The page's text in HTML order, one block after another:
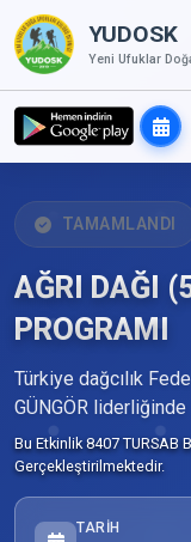
YUDOSK
Yeni Ufuklar
TAMAMLANDI
AĞRI DAĞI
PROGRAMI
Türkiye dağcılık
GÜNGÖR liderliğinde
Bu Etkinlik 8407 TURSAB
Gerçekleştirilmektedir.
TARIH